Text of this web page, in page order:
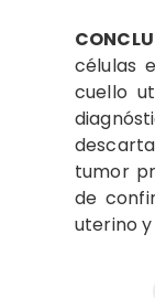
células
cuello
tumor
de
uterino